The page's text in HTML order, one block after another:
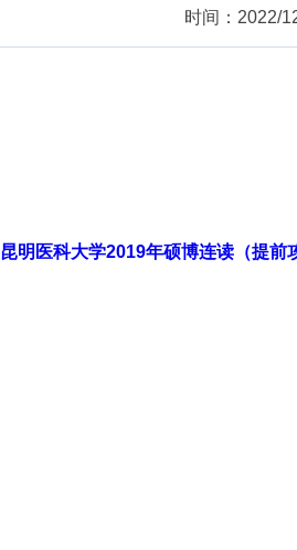
时间：2022/
昆明医科大学2019年硕博连读（提前